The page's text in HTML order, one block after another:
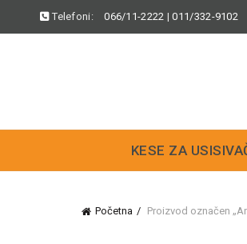
Telefoni: 066/11-2222 |011/332-9102
KESE ZA
Početna Proizvod označen